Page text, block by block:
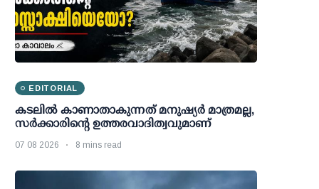
EDITORIAL
കടലിൽ കാണാതാകുന്നത് മനുഷ്യർ മാത്രമല്ല,
സർക്കാരിന്റെ ഉത്തരവാദിത്വവുമാണ്
07 08 2026 8 mins read